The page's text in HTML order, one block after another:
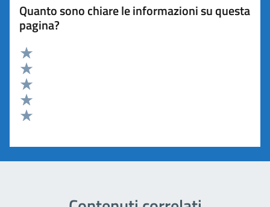
Quanto sono chiare le informazioni su questa
pagina?
Valuta 5 stelle su 5
Valuta 4 stelle su 5
Valuta 3 stelle su 5
Valuta 2 stelle su 5